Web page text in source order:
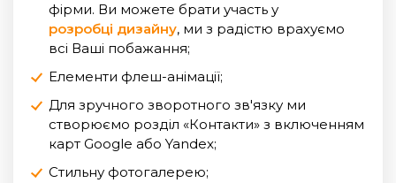
фірми. Ви можете брати участь у
розробці дизайну, ми з радістю врахуємо
всі Ваші побажання;
Елементи флеш-анімації;
Для зручного зворотного зв'язку ми
створюємо розділ «Контакти» з включенням
карт Google або Yandex;
Стильну фотогалерею;